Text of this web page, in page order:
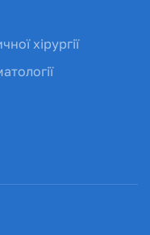
хірургії